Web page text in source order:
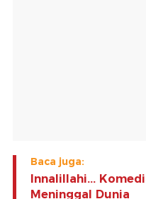
Baca juga:
Innalillahi...
Meninggal Dunia